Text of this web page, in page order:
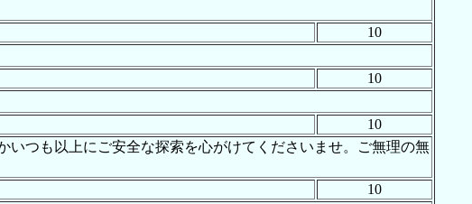
10
10
10
つも以上にご安全な探索を心がけてくださいませ。ご無理の無
10